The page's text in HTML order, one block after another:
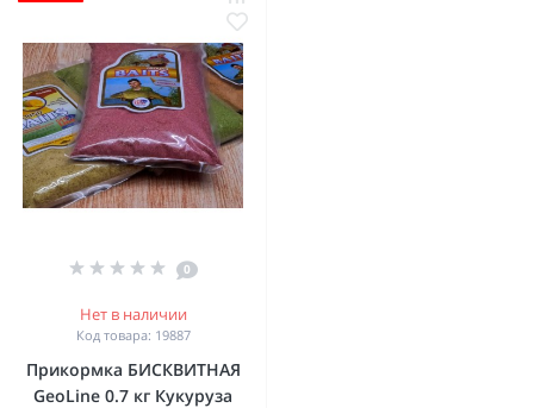
0
Нет в наличии
Код товара: 19887
Прикормка БИСКВИТНАЯ
GeoLine 0.7 кг Кукуруза